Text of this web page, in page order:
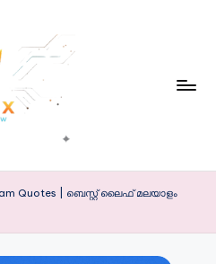
Quotes | ബെസ്റ്റ് ലൈഫ് മലയാളം